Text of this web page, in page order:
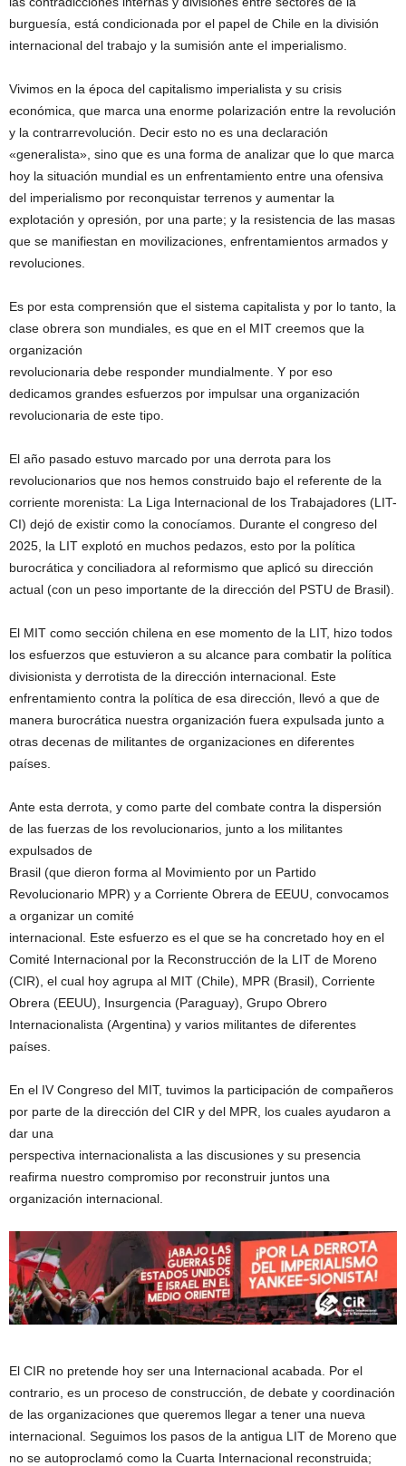
burguesía, está condicionada por el papel de Chile en la división
internacional del trabajo y la sumisión ante el imperialismo.
Vivimos en la época del capitalismo imperialista y su crisis
económica, que marca una enorme polarización entre la revolución
y la contrarrevolución. Decir esto no es una declaración
«generalista», sino que es una forma de analizar que lo que marca
hoy la situación mundial es un enfrentamiento entre una ofensiva
del imperialismo por reconquistar terrenos y aumentar la
explotación y opresión, por una parte; y la resistencia de las masas
que se manifiestan en movilizaciones, enfrentamientos armados y
revoluciones.
Es por esta comprensión que el sistema capitalista y por lo tanto, la
clase obrera son mundiales, es que en el MIT creemos que la
organización
revolucionaria debe responder mundialmente. Y por eso
dedicamos grandes esfuerzos por impulsar una organización
revolucionaria de este tipo.
El año pasado estuvo marcado por una derrota para los
revolucionarios que nos hemos construido bajo el referente de la
corriente morenista: La Liga Internacional de los Trabajadores (LIT-
CI) dejó de existir como la conocíamos. Durante el congreso del
2025, la LIT explotó en muchos pedazos, esto por la política
burocrática y conciliadora al reformismo que aplicó su dirección
actual (con un peso importante de la dirección del PSTU de Brasil).
El MIT como sección chilena en ese momento de la LIT, hizo todos
los esfuerzos que estuvieron a su alcance para combatir la política
divisionista y derrotista de la dirección internacional. Este
enfrentamiento contra la política de esa dirección, llevó a que de
manera burocrática nuestra organización fuera expulsada junto a
otras decenas de militantes de organizaciones en diferentes
países.
Ante esta derrota, y como parte del combate contra la dispersión
de las fuerzas de los revolucionarios, junto a los militantes
expulsados de
Brasil (que dieron forma al Movimiento por un Partido
Revolucionario MPR) y a Corriente Obrera de EEUU, convocamos
a organizar un comité
internacional. Este esfuerzo es el que se ha concretado hoy en el
Comité Internacional por la Reconstrucción de la LIT de Moreno
(CIR), el cual hoy agrupa al MIT (Chile), MPR (Brasil), Corriente
Obrera (EEUU), Insurgencia (Paraguay), Grupo Obrero
Internacionalista (Argentina) y varios militantes de diferentes
países.
En el IV Congreso del MIT, tuvimos la participación de compañeros
por parte de la dirección del CIR y del MPR, los cuales ayudaron a
dar una
perspectiva internacionalista a las discusiones y su presencia
reafirma nuestro compromiso por reconstruir juntos una
organización internacional.
El CIR no pretende hoy ser una Internacional acabada. Por el
contrario, es un proceso de construcción, de debate y coordinación
de las organizaciones que queremos llegar a tener una nueva
internacional. Seguimos los pasos de la antigua LIT de Moreno que
no se autoproclamó como la Cuarta Internacional reconstruida;